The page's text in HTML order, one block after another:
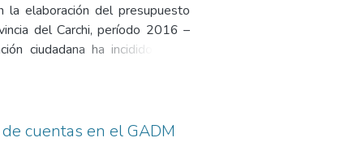
la elaboración del presupuesto
del Carchi, período 2016 –
ciudadana ha incidido en la
de Huaca, Bolívar, Montúfar,
de Likert. El estudio busca
participativo es causada
Descentralizados Municipales
cuentas en el GADM